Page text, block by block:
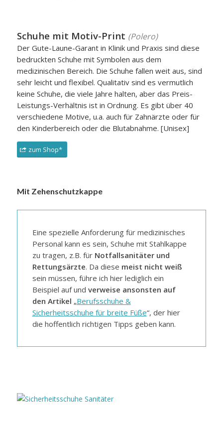
Schuhe mit Motiv-Print (Polero)
Der Gute-Laune-Garant in Klinik und Praxis sind diese
bedruckten Schuhe mit Symbolen aus dem
medizinischen Bereich. Die Schuhe fallen weit aus, sind
sehr leicht und flexibel. Qualitativ sind es vermutlich
keine Schuhe, die viele Jahre halten, aber das Preis-
Leistungs-Verhältnis ist in Ordnung. Es gibt über 40
verschiedene Motive, u.a. auch für Zahnärzte oder für
den Kinderbereich oder die Blutabnahme. [Unisex]
zum Shop*
Mit Zehenschutzkappe
Eine spezielle Anforderung für medizinisches
Personal kann es sein, Schuhe mit Stahlkappe
zu tragen, z.B. für Notfallsanitäter und
Rettungsärzte. Da diese meist nicht weiß
sein müssen, führe ich hier lediglich ein
Beispiel auf und verweise ansonsten auf
den Artikel „Berufsschuhe &
Sicherheitsschuhe für breite Füße“, der hier
die hoffentlich richtigen Tipps geben kann.